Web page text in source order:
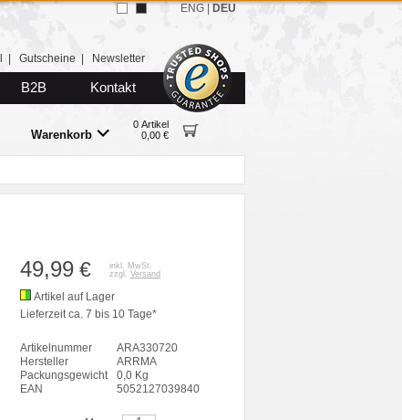
Gutscheine Newsletter
B2B Kontakt
Warenkorb
0 Artikel
0,00 €
ENG DEU
49,99 €
inkl. MwSt.
zzgl. Versand
Artikel auf Lager
Lieferzeit ca. 7 bis 10 Tage*
Artikelnummer
ARA330720
Hersteller
ARRMA
Packungsgewicht
0,0 Kg
EAN
5052127039840